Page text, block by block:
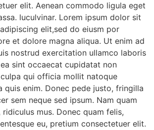
elit. Aenean commodo ligula eget
luculvinar. Lorem ipsum dolor sit
elit,sed do eiusm por
et dolore magna aliqua. Ut enim ad
nostrud exercitation ullamco laboris
sint occaecat cupidatat non
qui officia mollit natoque
quis enim. Donec pede justo, fringilla
sem neque sed ipsum. Nam quam
mus. Donec quam felis,
eu, pretium consectetuer elit.